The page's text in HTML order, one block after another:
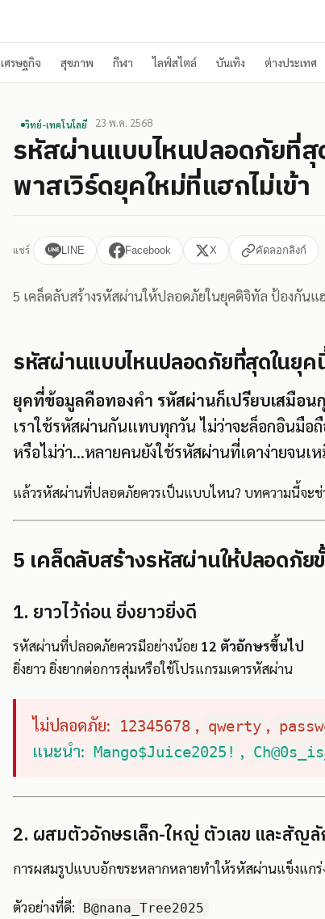
เศรษฐกิจ สุขภาพ กีฬา ไลฟ์สไตล์ บันเทิง ต่างประเทศ
วิทย์-เทคโนโลยี 23 พ.ค. 2568
รหัสผ่านแบบไหนปลอดภัยที่สุ
พาสเวิร์ดยุคใหม่ที่แฮกไม่เข้า
แชร์ LINE Facebook X คัดลอกลิงก์
5 เคล็ดลับสร้างรหัสผ่านให้ปลอดภัยในยุคดิจิทัล ป้องกัน
รหัสผ่านแบบไหนปลอดภัยที่สุดในยุค
ยุคที่ข้อมูลคือทองคำ รหัสผ่านก็เปรียบเสมือ
เราใช้รหัสผ่านกันแทบทุกวัน ไม่ว่าจะล็อกอินมือ
หรือไม่ว่า...หลายคนยังใช้รหัสผ่านที่เดาง่ายจนเ
แล้วรหัสผ่านที่ปลอดภัยควรเป็นแบบไหน? บทความนี้จะ
5 เคล็ดลับสร้างรหัสผ่านให้ปลอดภัย
1. ยาวไว้ก่อน ยิ่งยาวยิ่งดี
รหัสผ่านที่ปลอดภัยควรมีอย่างน้อย 12 ตัวอักษรขึ้นไป
ยิ่งยาว ยิ่งยากต่อการสุ่มหรือใช้โปรแกรมเดารหัสผ่าน
ไม่ปลอดภัย: 12345678 , qwerty ,
แนะนำ: Mango$Juice2025! ,
2. ผสมตัวอักษรเล็ก-ใหญ่ ตัวเลข และสัญ
การผสมรูปแบบอักขระหลากหลายทำให้รหัสผ่านแข็งแก
ตัวอย่างที่ดี: B@nana_Tree2025